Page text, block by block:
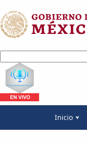
Inicio